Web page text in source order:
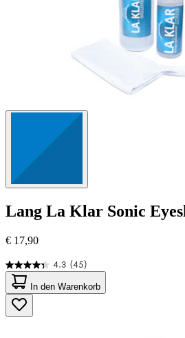
Lang La Klar Sonic
€ 17,90
4.3 (45)
4.3
von
5
Sternen.
45
In den Warenkorb